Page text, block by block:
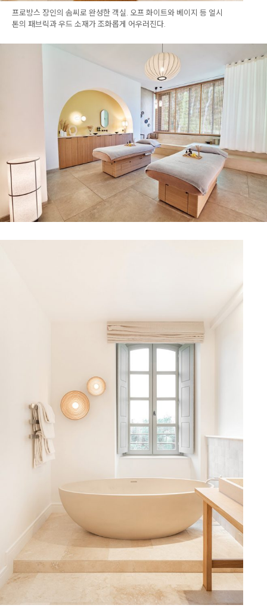
프로방스 장인의 솜씨로 완성한 객실. 오프 화이트와 베이지 등 얼시
톤의 패브릭과 우드 소재가 조화롭게 어우러진다.